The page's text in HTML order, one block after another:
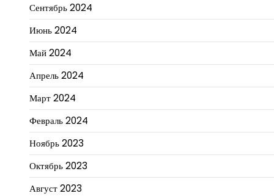
Сентябрь 2024
Июнь 2024
Май 2024
Апрель 2024
Март 2024
Февраль 2024
Ноябрь 2023
Октябрь 2023
Август 2023